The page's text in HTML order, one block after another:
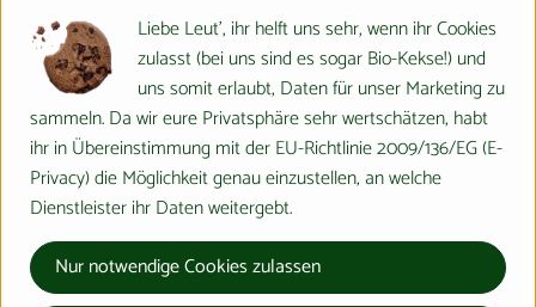
Produktinformationen
Produktdatenblatt
Herkunft
Liebe Leut', ihr helft uns sehr, wenn ihr Cookies
zulasst (bei uns sind es sogar Bio-Kekse!) und
uns somit erlaubt, Daten für unser Marketing zu
sammeln. Da wir eure Privatsphäre sehr wertschätzen, habt
ihr in Übereinstimmung mit der EU-Richtlinie 2009/136/EG (E-
Privacy) die Möglichkeit genau einzustellen, an welche
Dienstleister ihr Daten weitergebt.
Nur notwendige Cookies zulassen